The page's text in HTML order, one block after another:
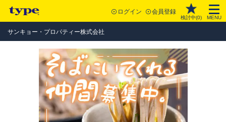
ログイン 会員登録
検討中(0) MENU
サンキョー・プロパティー株式会社